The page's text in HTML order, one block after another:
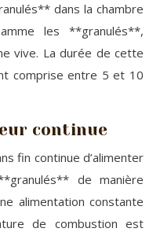
dans la chambre
les **granulés**,
vive. La durée de cette
comprise entre 5 et 10
continue
fin continue d’alimenter
de manière
alimentation constante
de combustion est